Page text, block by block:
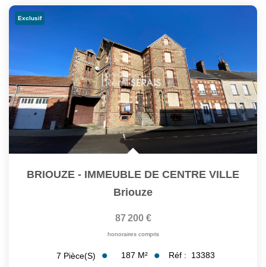
Exclusif
BRIOUZE - IMMEUBLE DE CENTRE VILLE
Briouze
87 200 €
honoraires compris
7 Pièce(s) 187 M² Réf : 13383